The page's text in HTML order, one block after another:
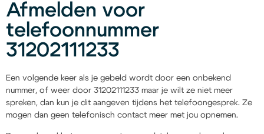
Afmelden voor
telefoonnummer
31202111233
Een volgende keer als je gebeld wordt door een onbekend
nummer, of weer door 31202111233 maar je wilt ze niet meer
spreken, dan kun je dit aangeven tijdens het telefoongesprek. Ze
mogen dan geen telefonisch contact meer met jou opnemen.